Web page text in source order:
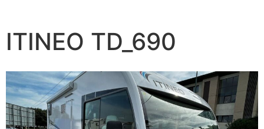
ITINEO TD_690